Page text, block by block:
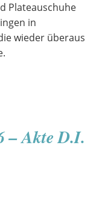
Plateauschuhe
in
wieder überaus
– Akte D.I.